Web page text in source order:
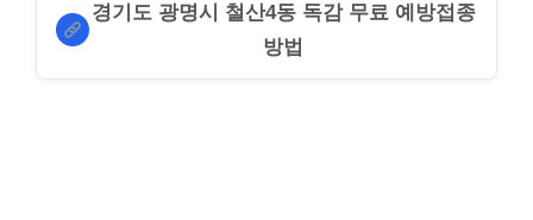
경기도 광명시 철산4동 독감 무료 예방접종
방법